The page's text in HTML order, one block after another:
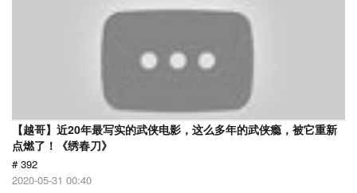
【越哥】近20年最写实的武侠电影，这么多年的武侠瘾，被它重新
点燃了！《绣春刀》
# 392
2020-05-31 00:40